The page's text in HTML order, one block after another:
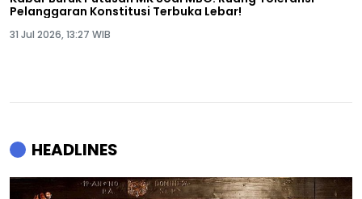
Pelanggaran Konstitusi Terbuka Lebar!
31 Jul 2026, 13:27 WIB
HEADLINES